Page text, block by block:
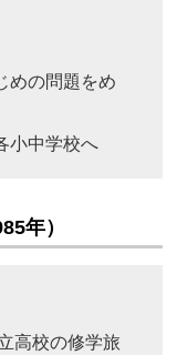
めの問題をめ
小中学校へ
年）
高校の修学旅